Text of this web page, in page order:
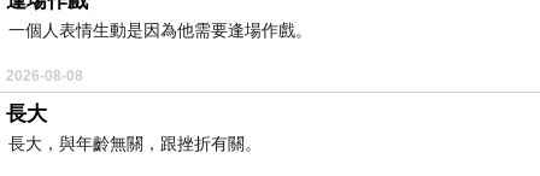
一個人表情生動是因為他需要逢場作戲。
2026-08-08
長大
長大，與年齡無關，跟挫折有關。